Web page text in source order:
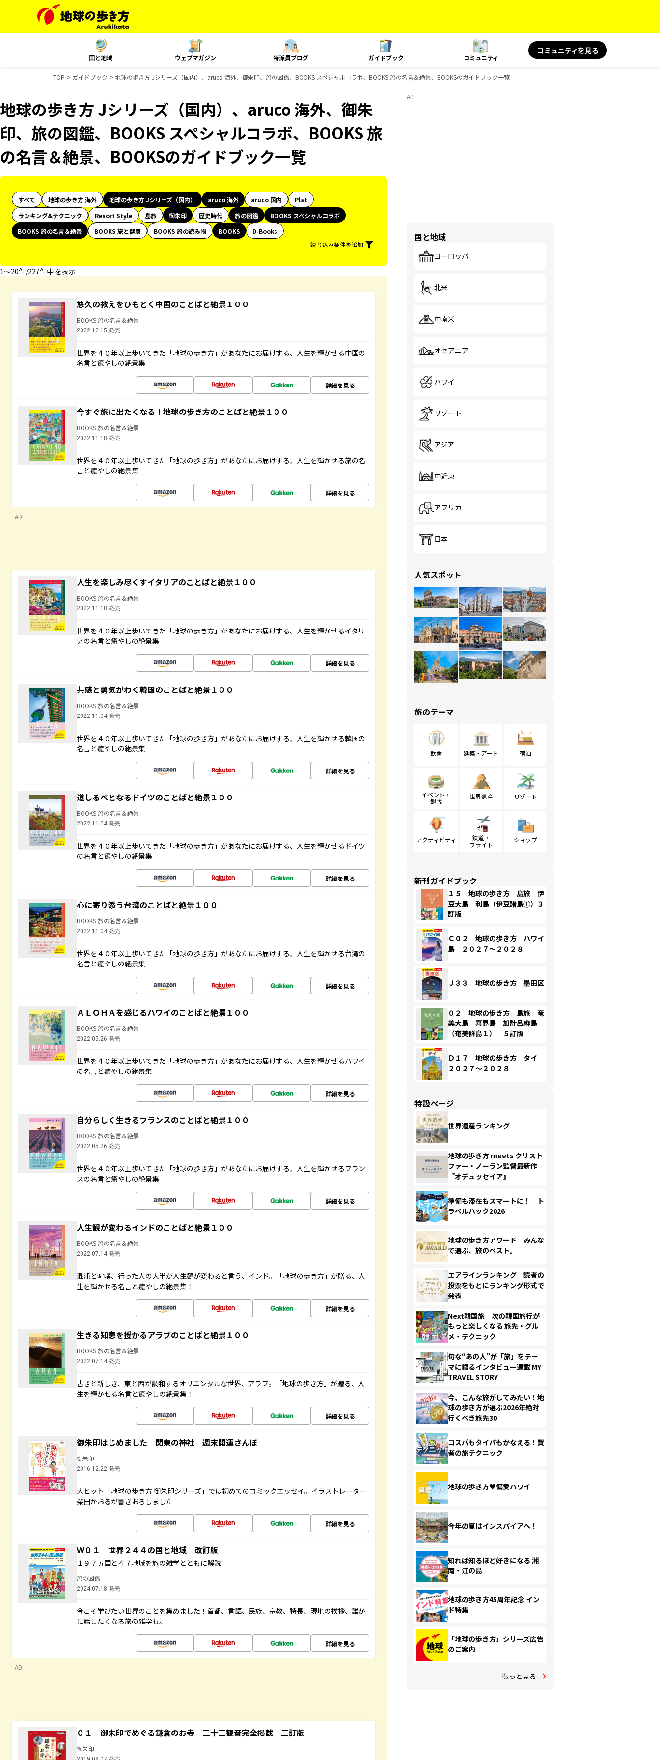
国と地域 ウェブマガジン 特派員ブログ ガイドブック コミュニティ
コミュニティを見る
TOP ガイドブック 地球の歩き方 Jシリーズ（国内）、aruco 海外、御朱印、旅の図鑑、BOOKS スペシャルコラボ、BOOKS 旅の名言＆絶景、BOOKSのガイドブック一覧
地球の歩き方 Jシリーズ（国内）、aruco 海外、御朱
印、旅の図鑑、BOOKS スペシャルコラボ、BOOKS 旅
の名言＆絶景、BOOKSのガイドブック一覧
すべて 地球の歩き方 海外 地球の歩き方 Jシリーズ（国内） aruco 海外 aruco 国内
Plat
ランキング&テクニック
Resort Style 島旅 御朱印 歴史時代 旅の図鑑
BOOKS スペシャルコラボ
BOOKS 旅の名言＆絶景
BOOKS 旅と健康 BOOKS 旅の読み物 BOOKS
D-Books
絞り込み条件を追加
1〜20件/227件中 を表示
悠久の教えをひもとく中国のことばと絶景１００
BOOKS 旅の名言＆絶景
2022.12.15 発売
世界を４０年以上歩いてきた「地球の歩き方」があなたにお届けする、人生を輝かせる中国の
名言と癒やしの絶景集
詳細を見る
今すぐ旅に出たくなる！地球の歩き方のことばと絶景１００
BOOKS 旅の名言＆絶景
2022.11.18 発売
世界を４０年以上歩いてきた「地球の歩き方」があなたにお届けする、人生を輝かせる旅の名
言と癒やしの絶景集
詳細を見る
AD
人生を楽しみ尽くすイタリアのことばと絶景１００
BOOKS 旅の名言＆絶景
2022.11.18 発売
世界を４０年以上歩いてきた「地球の歩き方」があなたにお届けする、人生を輝かせるイタリ
アの名言と癒やしの絶景集
詳細を見る
共感と勇気がわく韓国のことばと絶景１００
BOOKS 旅の名言＆絶景
2022.11.04 発売
世界を４０年以上歩いてきた「地球の歩き方」があなたにお届けする、人生を輝かせる韓国の
名言と癒やしの絶景集
詳細を見る
道しるべとなるドイツのことばと絶景１００
BOOKS 旅の名言＆絶景
2022.11.04 発売
世界を４０年以上歩いてきた「地球の歩き方」があなたにお届けする、人生を輝かせるドイツ
の名言と癒やしの絶景集
詳細を見る
心に寄り添う台湾のことばと絶景１００
BOOKS 旅の名言＆絶景
2022.11.04 発売
世界を４０年以上歩いてきた「地球の歩き方」があなたにお届けする、人生を輝かせる台湾の
名言と癒やしの絶景集
詳細を見る
ＡＬＯＨＡを感じるハワイのことばと絶景１００
BOOKS 旅の名言＆絶景
2022.05.26 発売
世界を４０年以上歩いてきた「地球の歩き方」があなたにお届けする、人生を輝かせるハワイ
の名言と癒やしの絶景集
詳細を見る
自分らしく生きるフランスのことばと絶景１００
BOOKS 旅の名言＆絶景
2022.05.26 発売
世界を４０年以上歩いてきた「地球の歩き方」があなたにお届けする、人生を輝かせるフラン
スの名言と癒やしの絶景集
詳細を見る
人生観が変わるインドのことばと絶景１００
BOOKS 旅の名言＆絶景
2022.07.14 発売
混沌と喧噪、行った人の大半が人生観が変わると言う、インド。「地球の歩き方」が贈る、人
生を輝かせる名言と癒やしの絶景集！
詳細を見る
生きる知恵を授かるアラブのことばと絶景１００
BOOKS 旅の名言＆絶景
2022.07.14 発売
古きと新しき、東と西が調和するオリエンタルな世界、アラブ。「地球の歩き方」が贈る、人
生を輝かせる名言と癒やしの絶景集！
詳細を見る
御朱印はじめました 関東の神社 週末開運さんぽ
御朱印
2016.12.22 発売
大ヒット「地球の歩き方 御朱印シリーズ」では初めてのコミックエッセイ。イラストレーター
柴田かおるが書きおろしました
詳細を見る
Ｗ０１ 世界２４４の国と地域 改訂版
１９７ヵ国と４７地域を旅の雑学とともに解説
旅の図鑑
2024.07.18 発売
今こそ学びたい世界のことを集めました！首都、言語、民族、宗教、特長、現地の挨拶、誰か
に話したくなる旅の雑学も。
詳細を見る
AD
０１ 御朱印でめぐる鎌倉のお寺 三十三観音完全掲載 三訂版
御朱印
AD
国と地域
ヨーロッパ
北米
中南米
オセアニア
ハワイ
リゾート
アジア
中近東
アフリカ
日本
人気スポット
旅のテーマ
飲食 建築・アート 宿泊
イベント・
観戦
世界遺産 リゾート
アクティビティ
鉄道・
フライト
ショップ
新刊ガイドブック
１５ 地球の歩き方 島旅 伊
豆大島 利島（伊豆諸島①）３
訂版
Ｃ０２ 地球の歩き方 ハワイ
島 ２０２７～２０２８
Ｊ３３ 地球の歩き方 墨田区
０２ 地球の歩き方 島旅 奄
美大島 喜界島 加計呂麻島
（奄美群島１） ５訂版
Ｄ１７ 地球の歩き方 タイ
２０２７～２０２８
特設ページ
世界遺産ランキング
地球の歩き方 meets クリスト
ファー・ノーラン監督最新作
『オデュッセイア』
準備も滞在もスマートに！ ト
ラベルハック2026
地球の歩き方アワード みんな
で選ぶ、旅のベスト。
エアラインランキング 読者の
投票をもとにランキング形式で
発表
Next韓国旅 次の韓国旅行が
もっと楽しくなる 旅先・グル
メ・テクニック
旬な“あの人”が「旅」をテー
マに語るインタビュー連載 MY
TRAVEL STORY
今、こんな旅がしてみたい！地
球の歩き方が選ぶ2026年絶対
行くべき旅先30
コスパもタイパもかなえる！賢
者の旅テクニック
地球の歩き方♥偏愛ハワイ
今年の夏はインスパイアへ！
知れば知るほど好きになる 湘
南・江の島
地球の歩き方45周年記念 イン
ド特集
「地球の歩き方」シリーズ広告
のご案内
もっと見る